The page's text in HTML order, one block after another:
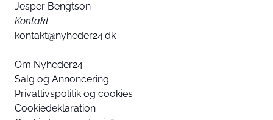
Jesper Bengtson
Kontakt
kontakt@nyheder24.dk
Om Nyheder24
Salg og Annoncering
Privatlivspolitik og cookies
Cookiedeklaration